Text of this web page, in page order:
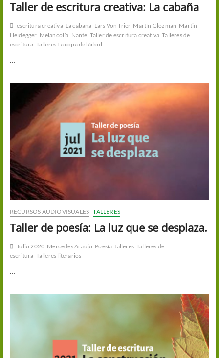
Taller de escritura creativa: La cabaña
escritura creativa La cabaña Lars Von Trier Martín Glozman Martin
Heidegger Melancolía Nante Taller de escritura creativa Talleres de
escritura Talleres La copa del árbol
RECURSOS AUDIOVISUALES TALLERES
Taller de poesía: La luz que se desplaza.
Julio 2020 Mercedes Araujo Poesía talleres Talleres de
escritura Talleres literarios